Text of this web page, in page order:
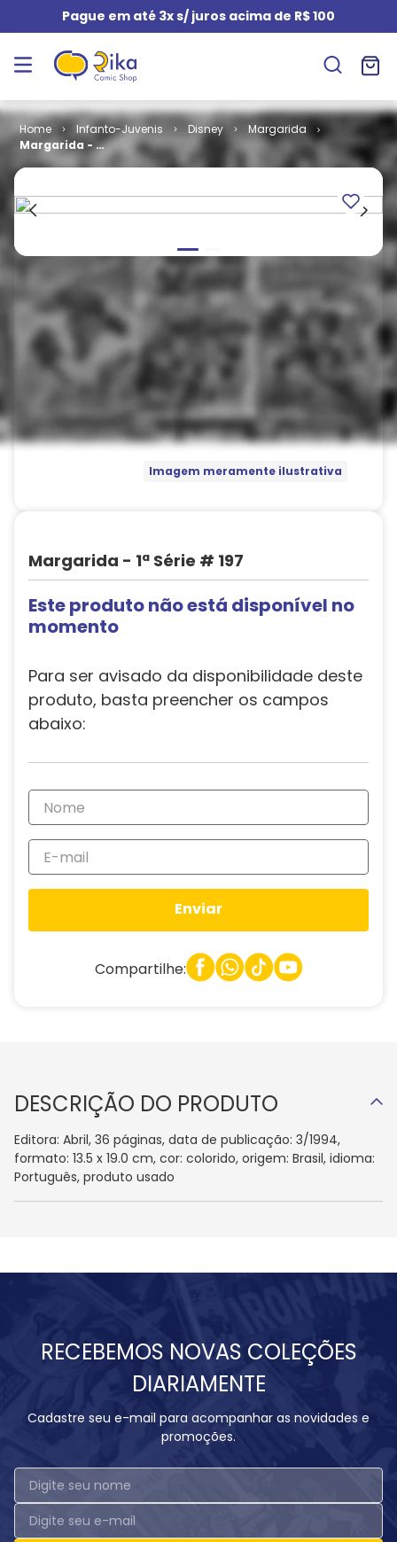
Pague em até 3x s/ juros acima de R$ 100
Infanto-Juvenis Disney
Margarida
Margarida - 1ª
Série # 197
Imagem meramente ilustrativa
Margarida - 1ª Série # 197
Este produto não está disponível no
momento
Para ser avisado da disponibilidade deste
produto, basta preencher os campos
abaixo:
Enviar
Compartilhe:
DESCRIÇÃO DO PRODUTO
Editora: Abril, 36 páginas, data de publicação: 3/1994,
formato: 13.5 x 19.0 cm, cor: colorido, origem: Brasil, idioma:
Português, produto usado
RECEBEMOS NOVAS COLEÇÕES
DIARIAMENTE
Cadastre seu e-mail para acompanhar as novidades e
promoções.